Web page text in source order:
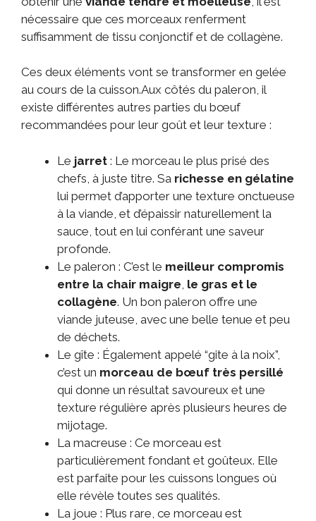
nécessaire que ces morceaux renferment
suffisamment de tissu conjonctif et de collagène.
Ces deux éléments vont se transformer en gelée
au cours de la cuisson.Aux côtés du paleron, il
existe différentes autres parties du bœuf
recommandées pour leur goût et leur texture :
Le jarret : Le morceau le plus prisé des
chefs, à juste titre. Sa richesse en gélatine
lui permet d’apporter une texture onctueuse
à la viande, et d’épaissir naturellement la
sauce, tout en lui conférant une saveur
profonde.
Le paleron : C’est le meilleur compromis
entre la chair maigre le gras et le
collagène. Un bon paleron offre une
viande juteuse, avec une belle tenue et peu
de déchets.
Le gîte : Également appelé “gite à la noix”,
c’est un morceau de bœuf très persillé
qui donne un résultat savoureux et une
texture régulière après plusieurs heures de
mijotage.
La macreuse : Ce morceau est
particulièrement fondant et goûteux. Elle
est parfaite pour les cuissons longues où
elle révèle toutes ses qualités.
La joue : Plus rare, ce morceau est